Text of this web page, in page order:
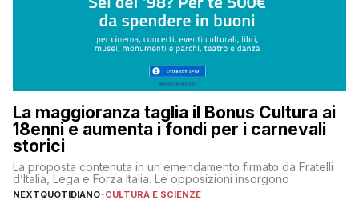
La maggioranza taglia il Bonus Cultura ai
18enni e aumenta i fondi per i carnevali
storici
La proposta contenuta in un emendamento firmato da Fratelli
d’Italia, Lega e Forza Italia. Le opposizioni insorgono
NEXTQUOTIDIANO-CULTURA E SCIENZE